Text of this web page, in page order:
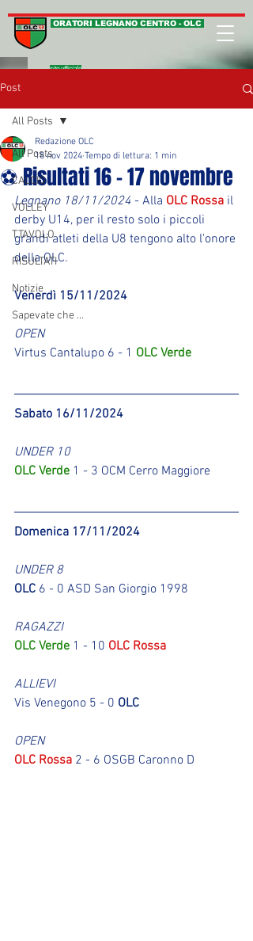
ORATORI LEGNANO CENTRO - OLC
sito ufficiale
Post
All Posts
CALCIO
VOLLEY
T.TAVOLO
RISULTATI
Notizie
Sapevate che ...
All Posts
⚽ Risultati 16 - 17 novembre
Redazione OLC
18 nov 2024 Tempo di lettura: 1 min
Legnano 18/11/2024 - Alla OLC Rossa il
derby U14, per il resto solo i piccoli
grandi atleti della U8 tengono alto l'onore
della OLC.
Venerdì 15/11/2024
OPEN
Virtus Cantalupo 6 - 1 OLC Verde
Sabato 16/11/2024
UNDER 10
OLC Verde 1 - 3 OCM Cerro Maggiore
Domenica 17/11/2024
UNDER 8
OLC 6 - 0 ASD San Giorgio 1998
RAGAZZI
OLC Verde 1 - 10 OLC Rossa
ALLIEVI
Vis Venegono 5 - 0 OLC
OPEN
OLC Rossa 2 - 6 OSGB Caronno D